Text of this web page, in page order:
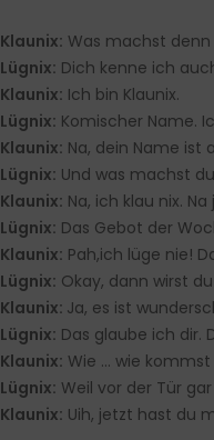
Klaunix: Was machst
Lügnix: Dich kenne ich
Klaunix: Ich bin Klaunix.
Lügnix: Komischer Name.
Klaunix: Na, dein Name ist
Lügnix: Und was machst
Klaunix: Na, ich klau nix.
Lügnix: Das Gebot der
Klaunix: Pah,ich lüge nie!
Lügnix: Okay, dann wirst
Klaunix: Ja, es ist
Lügnix: Das glaube ich dir.
Klaunix: Wie … wie
Lügnix: Weil vor der Tür
Klaunix: Uih, jetzt hast du